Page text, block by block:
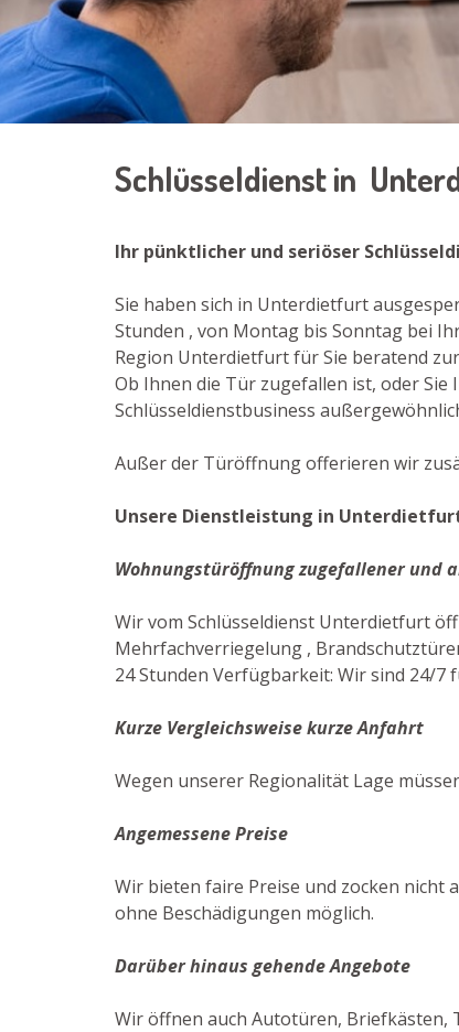
Schlüsseldienst in
Ihr pünktlicher und seriöser
Sie haben sich in Unterdietfurt
Stunden , von Montag bis Sonntag bei
Region Unterdietfurt für Sie beratend zur
Ob Ihnen die Tür zugefallen ist, oder
Schlüsseldienstbusiness
Außer der Türöffnung offerieren wir
Unsere Dienstleistung in
Wohnungstüröffnung zugefallener und
Wir vom Schlüsseldienst Unterdietfurt
Mehrfachverriegelung ,
24 Stunden Verfügbarkeit: Wir sind 24/7
Kurze Vergleichsweise kurze Anfahrt
Wegen unserer Regionalität Lage
Angemessene Preise
Wir bieten faire Preise und zocken nicht
ohne Beschädigungen möglich.
Darüber hinaus gehende Angebote
Wir öffnen auch Autotüren, Briefkästen,